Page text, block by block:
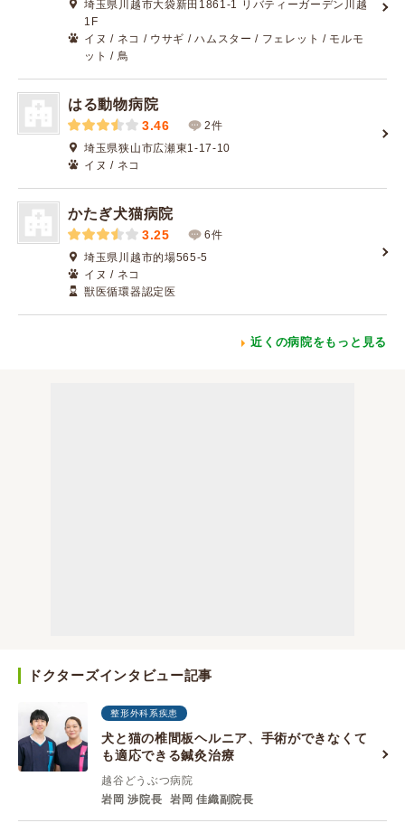
埼玉県川越市大袋新田1861-1 リバティーガーデン川越
1F
イヌ / ネコ / ウサギ / ハムスター / フェレット / モルモ
ット / 鳥
はる動物病院
3.46
2件
埼玉県狭山市広瀬東1-17-10
イヌ / ネコ
かたぎ犬猫病院
3.25
6件
埼玉県川越市的場565-5
イヌ / ネコ
獣医循環器認定医
近くの病院をもっと見る
ドクターズインタビュー記事
整形外科系疾患
犬と猫の椎間板ヘルニア、手術ができなくて
も適応できる鍼灸治療
越谷どうぶつ病院
岩岡 渉院長
岩岡 佳織副院長